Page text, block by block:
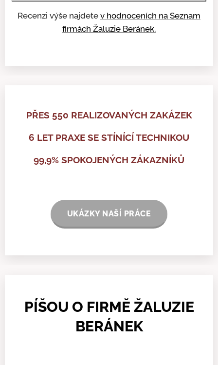
Recenzi výše najdete v hodnoceních na Seznam
firmách Žaluzie Beránek.
PŘES 550 REALIZOVANÝCH ZAKÁZEK
6 LET PRAXE SE STÍNÍCÍ TECHNIKOU
99,9% SPOKOJENÝCH ZÁKAZNÍKŮ
UKÁZKY NAŠÍ PRÁCE
PÍŠOU O FIRMĚ ŽALUZIE
BERÁNEK